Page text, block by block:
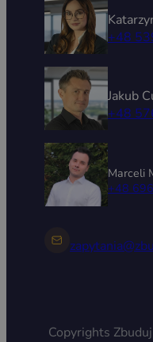
+48
Jakub
+48
Marceli
+48
Copyrights